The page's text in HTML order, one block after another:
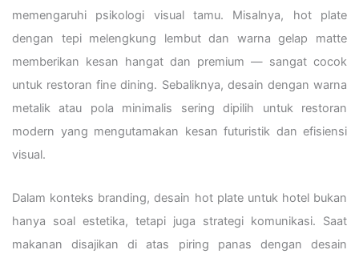
memengaruhi psikologi visual tamu. Misalnya, hot plate
dengan tepi melengkung lembut dan warna gelap matte
memberikan kesan hangat dan premium — sangat cocok
untuk restoran fine dining. Sebaliknya, desain dengan warna
metalik atau pola minimalis sering dipilih untuk restoran
modern yang mengutamakan kesan futuristik dan efisiensi
visual.
Dalam konteks branding, desain hot plate untuk hotel bukan
hanya soal estetika, tetapi juga strategi komunikasi. Saat
makanan disajikan di atas piring panas dengan desain